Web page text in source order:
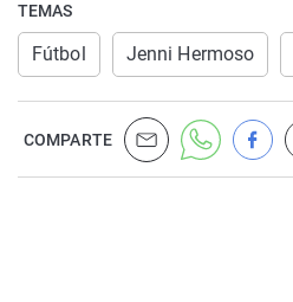
TEMAS
Fútbol Jenni Hermoso
COMPARTE